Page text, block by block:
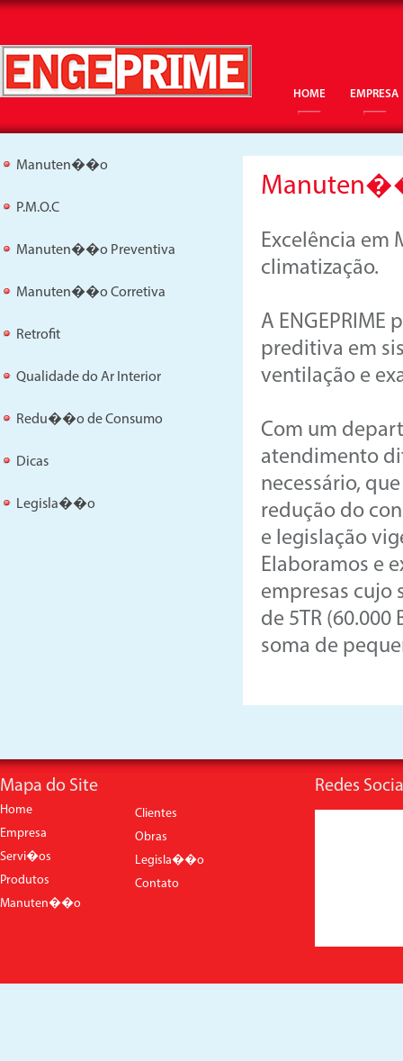
HOME EMPRESA
Manuten��o
P.M.O.C
Manuten��o Preventiva
Manuten��o Corretiva
Retrofit
Qualidade do Ar Interior
Redu��o de Consumo
Dicas
Legisla��o
Excelência em
climatização.
A
preditiva em
ventilação e
Com um
atendimento
necessário,
redução do
e legislação
Elaboramos e
empresas cujo
de 5TR
soma de
Mapa do Site
Home
Empresa
Servi�os
Produtos
Manuten��o
Clientes
Obras
Legisla��o
Contato
Redes